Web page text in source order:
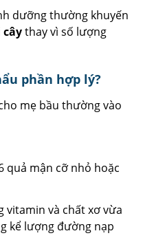
dưỡng thường khuyến
thay vì số lượng
phần hợp lý?
mẹ bầu thường vào
quả mận cỡ nhỏ hoặc
vitamin và chất xơ vừa
kể lượng đường nạp